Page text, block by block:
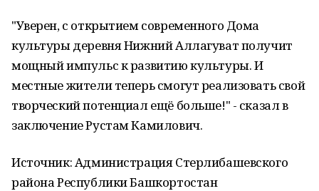
"Уверен, с открытием современного Дома
культуры деревня Нижний Аллагуват получит
мощный импульс к развитию культуры. И
местные жители теперь смогут реализовать свой
творческий потенциал ещё больше!" - сказал в
заключение Рустам Камилович.
Источник: Администрация Стерлибашевского
района Республики Башкортостан